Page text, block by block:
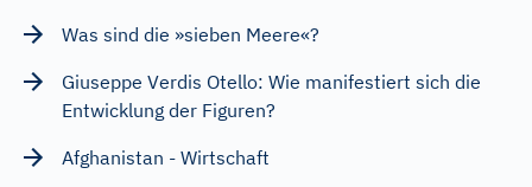
Was sind die »sieben Meere«?
Giuseppe Verdis Otello: Wie manifestiert sich die
Entwicklung der Figuren?
Afghanistan - Wirtschaft